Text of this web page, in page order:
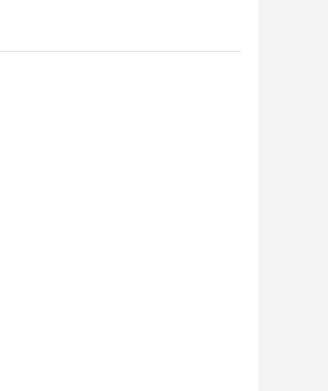
なく、ハンバーグがメインのラ
が可能であった...